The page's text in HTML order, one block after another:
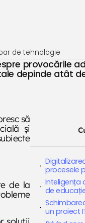
de tehnologie
provocările
depinde atât
să
și
de la
procesele
Inteligența
de
un proiect